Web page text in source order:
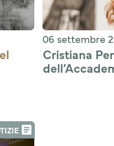
06 settembre
Cristiana